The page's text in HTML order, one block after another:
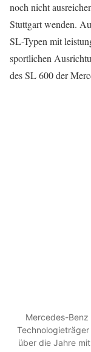
noch nicht
Stuttgart wenden.
SL-Typen mit
sportlichen
des SL 600 der
Mercedes-Benz
über die Jahre